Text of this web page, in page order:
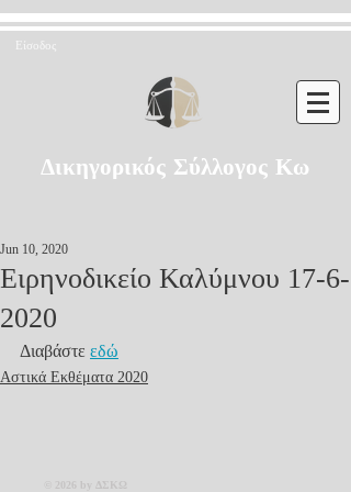
Είσοδος
Δικηγορικός Σύλλογος Κω
Ειρηνοδικείο Καλύμνου 17-6-
2020
Jun 10, 2020
Διαβάστε εδώ
Αστικά Εκθέματα 2020
© 2026 by ΔΣΚΩ